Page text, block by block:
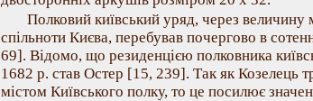
Полковий київський уряд, через величину
спільноти Києва, перебував почергово в
69]. Відомо, що резиденцією полковника
1682 р. став Остер [15, 239]. Так як Козелець
містом Київського полку, то це посилює